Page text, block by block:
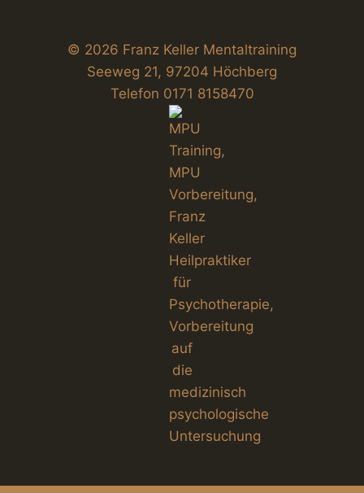
© 2026 Franz Keller Mentaltraining
Seeweg 21, 97204 Höchberg
Telefon 0171 8158470